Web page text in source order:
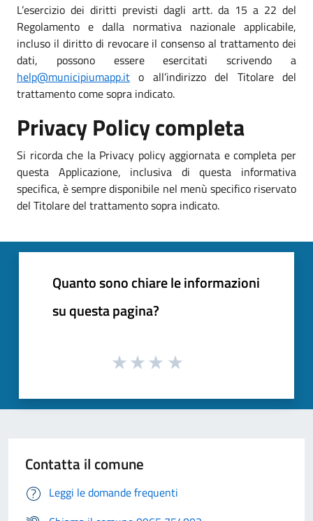
L’esercizio dei diritti previsti dagli artt. da 15 a 22 del
Regolamento e dalla normativa nazionale applicabile,
incluso il diritto di revocare il consenso al trattamento dei
dati, possono essere esercitati scrivendo a
help@municipiumapp.it o all’indirizzo del Titolare del
trattamento come sopra indicato.
Privacy Policy completa
Si ricorda che la Privacy policy aggiornata e completa per
questa Applicazione, inclusiva di questa informativa
specifica, è sempre disponibile nel menù specifico riservato
del Titolare del trattamento sopra indicato.
Quanto sono chiare le informazioni
su questa pagina?
Contatta il comune
Leggi le domande frequenti